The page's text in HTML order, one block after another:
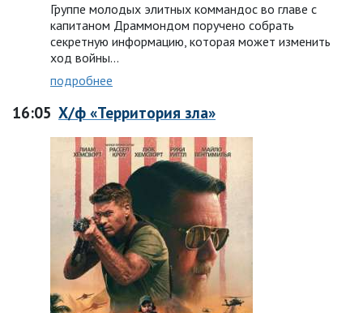
Группе молодых элитных коммандос во главе с
капитаном Драммондом поручено собрать
секретную информацию, которая может изменить
ход войны…
подробнее
16:05 Х/ф «Территория зла»